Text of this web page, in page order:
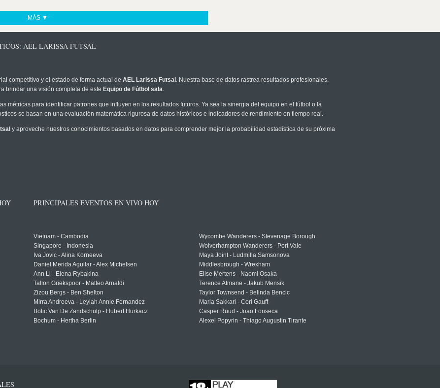
MÁS ▼
AEL LARISSA FUTSAL
competitivo y el estado de forma actual de AEL Larissa Futsal . Nuestra base de datos rastrea resultados profesionales,
brindar una visión completa de este Equipo de Fútbol sala.
métricas para identificar patrones que influyen en los resultados futuros. Ya sea la sinergia del equipo en el fútbol o la
se basan en una evaluación matemática rigurosa de datos históricos e indicadores de rendimiento en tiempo real.
y aproveche nuestros conocimientos basados en datos para comprender mejor la probabilidad estadística de su próxima
PRINCIPALES EVENTOS EN VIVO HOY
Vietnam - Cambodia
Singapore - Indonesia
Iva Jovic - Alina Korneeva
Daniel Merida Aguilar - Alex Michelsen
Ann Li - Elena Rybakina
Tallon Griekspoor - Matteo Arnaldi
Zizou Bergs - Ben Shelton
Mirra Andreeva - Leylah Annie Fernandez
Botic Van De Zandschulp - Hubert Hurkacz
Bochum - Hertha Berlin
Wycombe Wanderers - Stevenage Borough
Wolverhampton Wanderers - Port Vale
Maya Joint - Ludmilla Samsonova
Middlesbrough - Wrexham
Elise Mertens - Naomi Osaka
Terence Atmane - Jakub Mensik
Taylor Townsend - Belinda Bencic
Maria Sakkari - Cori Gauff
Casper Ruud - Joao Fonseca
Alexei Popyrin - Thiago Augustin Tirante